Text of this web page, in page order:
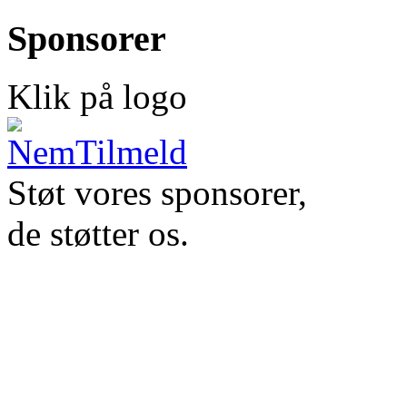
Sponsorer
Klik på logo
Støt vores sponsorer,
de støtter os.